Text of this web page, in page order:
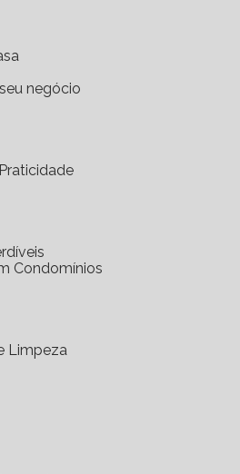
negócio
Condomínios
Limpeza